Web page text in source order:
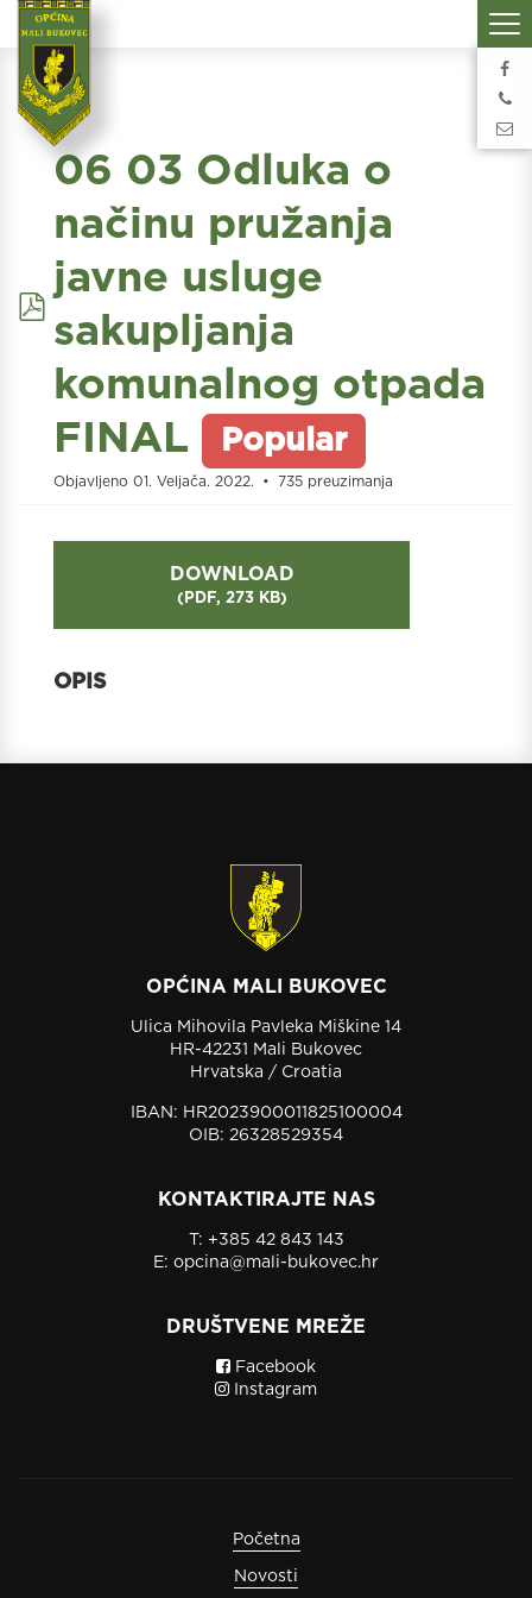
pdf
06 03 Odluka o
načinu pružanja
javne usluge
sakupljanja
komunalnog otpada
FINAL
Popular
Objavljeno 01. Veljača. 2022. 735 preuzimanja
DOWNLOAD
( PDF, 273 KB)
OPĆINA MALI BUKOVEC
Ulica Mihovila Pavleka Miškine 14
HR-42231 Mali Bukovec
Hrvatska / Croatia
IBAN: HR2023900011825100004
OIB: 26328529354
KONTAKTIRAJTE NAS
T: +385 42 843 143
E: opcina@mali-bukovec.hr
DRUŠTVENE MREŽE
Facebook
Instagram
Početna
Novosti